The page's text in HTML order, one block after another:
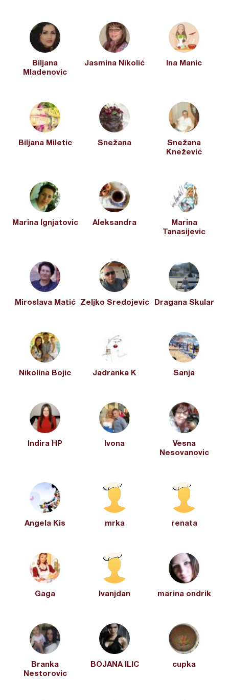
Biljana
Mladenovic
Jasmina Nikolić Ina Manic
Biljana Miletic Snežana
Snežana
Knežević
Marina Ignjatovic Aleksandra
Marina
Tanasijevic
Miroslava Matić Zeljko Sredojevic Dragana Skular
Nikolina Bojic Jadranka K Sanja
Indira HP Ivona
Vesna
Nesovanovic
Angela Kis mrka renata
Gaga Ivanjdan marina ondrik
Branka
Nestorovic
BOJANA ILIC cupka